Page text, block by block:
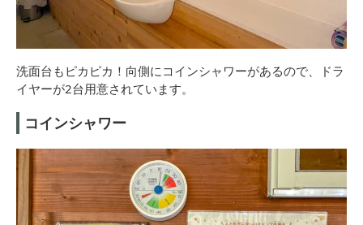
洗面台もピカピカ！向側にコインシャワーがあるので、ドラ
イヤーが2台用意されています。
コインシャワー